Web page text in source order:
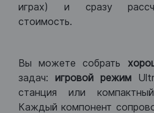
играх) и сразу
стоимость.
Вы можете собрать
задач: игровой режим
станция или
Каждый компонент